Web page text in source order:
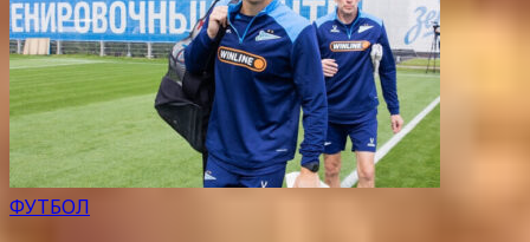
ФУТБОЛ